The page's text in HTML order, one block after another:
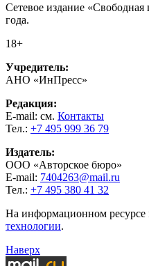
Сетевое издание «Свободная
года.
18+
Учредитель:
АНО «ИнПресс»
Редакция:
E-mail: см. Контакты
Тел.: +7 495 999 36 79
Издатель:
ООО «Авторское бюро»
E-mail: 7404263@mail.ru
Тел.: +7 495 380 41 32
На информационном ресурсе
технологии.
Наверх